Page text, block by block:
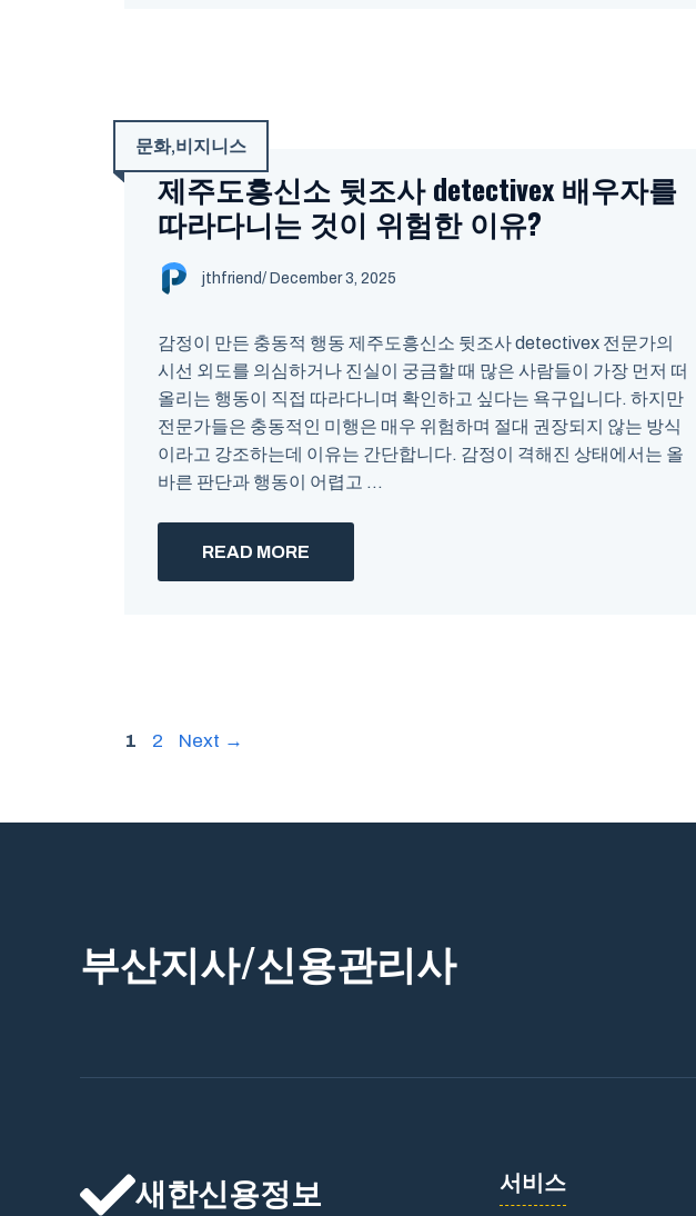
문화,비지니스
제주도흥신소 뒷조사 detectivex 배우자를
따라다니는 것이 위험한 이유?
jthfriend/ December 3, 2025
감정이 만든 충동적 행동 제주도흥신소 뒷조사 detectivex 전문가의
시선 외도를 의심하거나 진실이 궁금할 때 많은 사람들이 가장 먼저 떠
올리는 행동이 직접 따라다니며 확인하고 싶다는 욕구입니다. 하지만
전문가들은 충동적인 미행은 매우 위험하며 절대 권장되지 않는 방식
이라고 강조하는데 이유는 간단합니다. 감정이 격해진 상태에서는 올
바른 판단과 행동이 어렵고 ...
READ MORE
Page
1 Page
2 Next →
부산지사/신용관리사
새한신용정보 서비스